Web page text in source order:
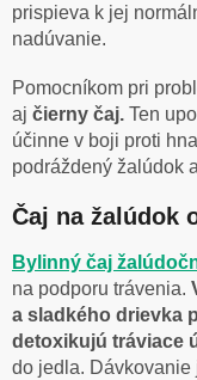
prispieva k jej
nadúvanie.
Pomocníkom pri
aj čierny čaj. Ten
účinne v boji proti
podráždený žalúdok
Čaj na žalúdok
Bylinný čaj
na podporu trávenia.
a sladkého drievka
detoxikujú tráviace
do jedla.